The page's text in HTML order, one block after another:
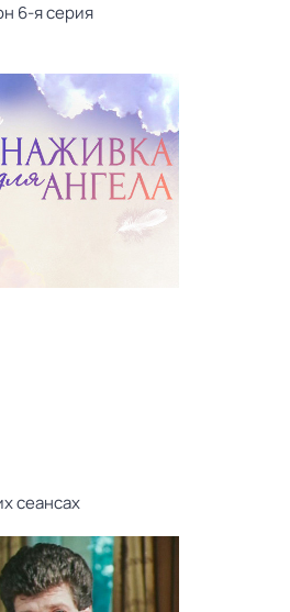
6-я серия
сеансах